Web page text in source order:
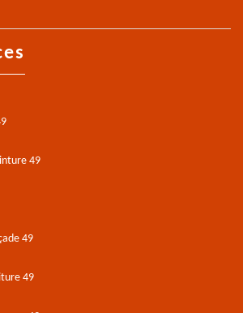
49
49
49